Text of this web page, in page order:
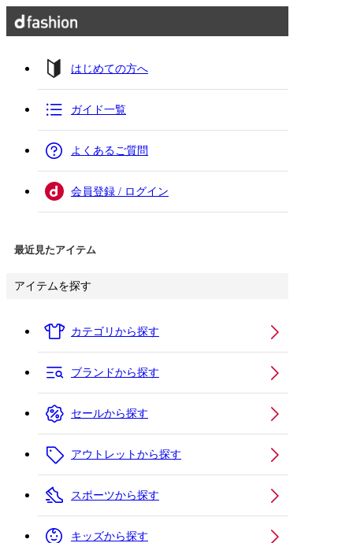
はじめての方へ
ガイド一覧
よくあるご質問
会員登録 / ログイン
最近見たアイテム
アイテムを探す
カテゴリから探す
ブランドから探す
セールから探す
アウトレットから探す
スポーツから探す
キッズから探す